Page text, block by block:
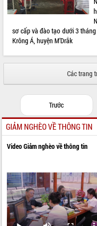
sơ cấp và đào tạo dưới 3
Krông Á, huyện M’Drắk
Các trang
Trước
GIẢM NGHÈO VỀ THÔNG TIN
Video Giảm nghèo về thông tin